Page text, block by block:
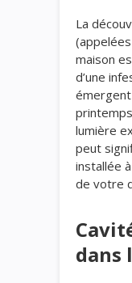
La
maison
d’une
lumière
peut
installée
de votre
dans